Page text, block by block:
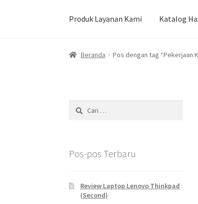
Produk Layanan Kami Katalog
Beranda Durian Kupas Premium dari
Produk Layanan KamiReparasi Rumah
Beranda Pos dengan tag “Pekerjaan
Cari
untuk:
Pos-pos Terbaru
Review Laptop Lenovo Thinkpad
(Second)